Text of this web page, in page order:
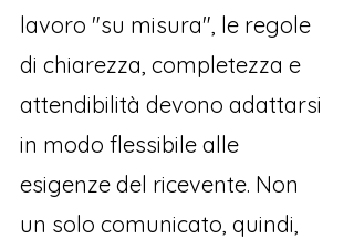
lavoro "su misura", le regole
di chiarezza, completezza e
attendibilità devono adattarsi
in modo flessibile alle
esigenze del ricevente. Non
un solo comunicato, quindi,